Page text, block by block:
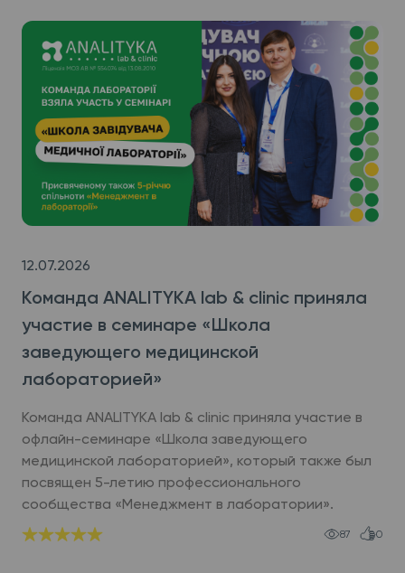
12.07.2026
Команда ANALITYKA lab & clinic приняла
участие в семинаре «Школа
заведующего медицинской
лабораторией»
Команда ANALITYKA lab & clinic приняла участие в
офлайн-семинаре «Школа заведующего
медицинской лабораторией», который также был
посвящен 5-летию профессионального
сообщества «Менеджмент в лаборатории».
87 0